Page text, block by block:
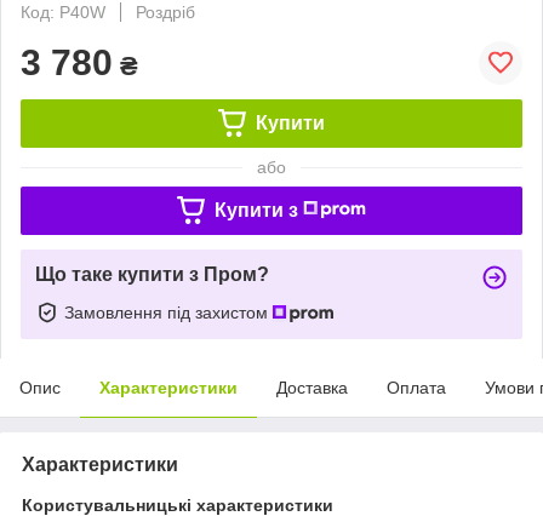
Код: P40W
Роздріб
3 780 ₴
Купити
або
Купити з
Що таке купити з Пром?
Замовлення під захистом
Опис Характеристики Доставка Оплата Умови
Характеристики
Користувальницькі характеристики